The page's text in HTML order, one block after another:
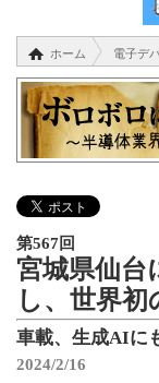
ホーム 電子デ
第567回
宮城県仙台
し、世界
車載、生成AIに
2024/2/16